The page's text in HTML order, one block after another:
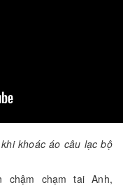
khoác áo câu lạc bộ
chậm chạm tai Anh,